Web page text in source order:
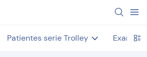
Patientes serie Trolley Examen